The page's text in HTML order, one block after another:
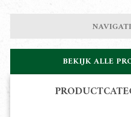
BEKIJK ALLE